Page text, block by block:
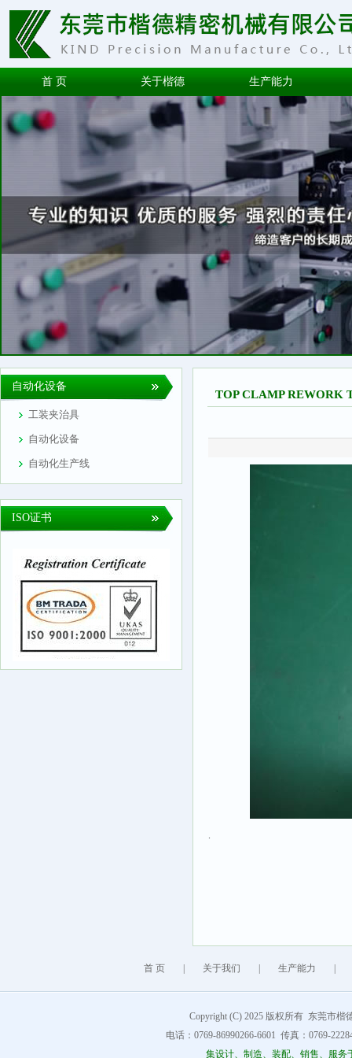
首 页 关于楷德 生产能力
自动化设备
工装夹治具
自动化设备
自动化生产线
ISO证书
TOP CLAMP REWORK
.
首 页 关于我们 生产能力
Copyright (C) 2025 版权所有 东莞市楷
电话：0769-86990266-6601 传真：0769-
集设计、制造、装配、销售、服